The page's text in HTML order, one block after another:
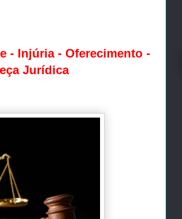
- Injúria - Oferecimento -
Jurídica